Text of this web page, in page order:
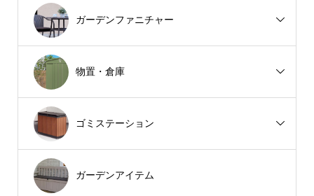
ガーデンファニチャー
物置・倉庫
ゴミステーション
ガーデンアイテム